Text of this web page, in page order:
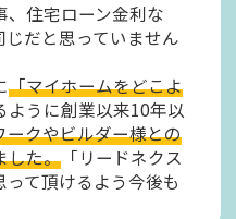
住宅ローン金利な
だと思っていません
「マイホームをどこよ
ように創業以来10年以
ークやビルダー様との
した。 「リードネクス
って頂けるよう今後も